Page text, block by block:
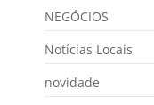
NEGÓCIOS
Notícias Locais
novidade